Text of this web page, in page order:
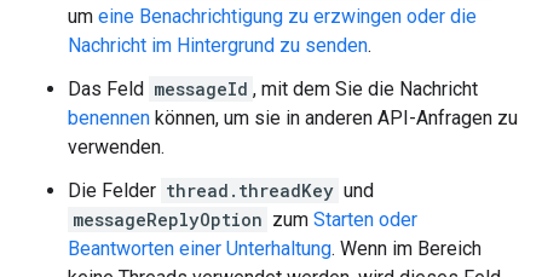
um eine Benachrichtigung zu erzwingen oder die
Nachricht im Hintergrund zu senden.
Das Feld messageId , mit dem Sie die Nachricht
benennen können, um sie in anderen API-Anfragen zu
verwenden.
Die Felder thread.threadKey und
messageReplyOption zum Starten oder
Beantworten einer Unterhaltung. Wenn im Bereich